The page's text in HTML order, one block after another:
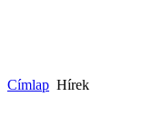
Címlap Hírek